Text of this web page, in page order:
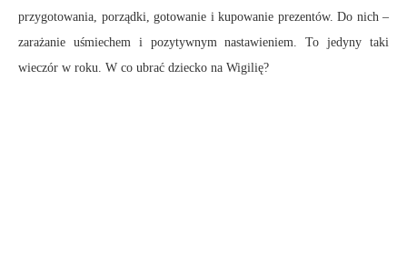
przygotowania, porządki, gotowanie i kupowanie prezentów. Do nich –
zarażanie uśmiechem i pozytywnym nastawieniem. To jedyny taki
wieczór w roku. W co ubrać dziecko na Wigilię?